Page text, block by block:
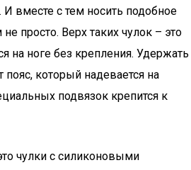
вместе с тем носить подобное
просто. Верх таких чулок – это
на ноге без крепления. Удержать
пояс, который надевается на
подвязок крепится к
чулки с силиконовыми